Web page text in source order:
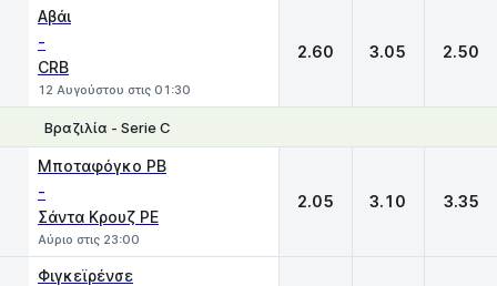
Αβάι
-
CRB
12 Αυγούστου στις 01:30
2.60 3.05 2.50
Βραζιλία - Serie C
Μποταφόγκο PB
-
Σάντα Κρουζ ΡΕ
Αύριο στις 23:00
2.05 3.10 3.35
Φιγκεϊρένσε